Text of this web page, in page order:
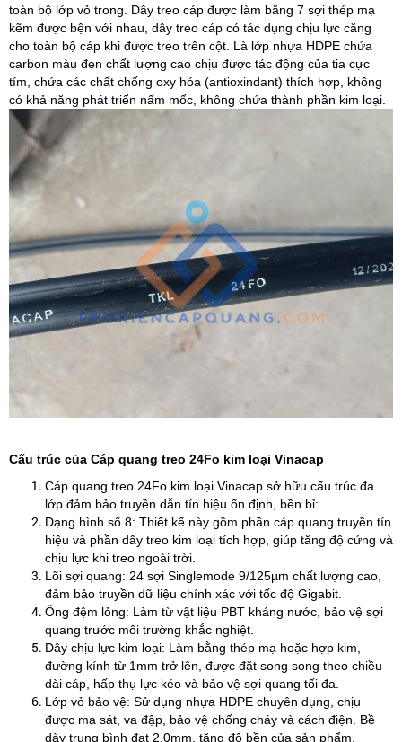
toàn bộ lớp vỏ trong. Dây treo cáp được làm bằng 7 sợi thép mạ
kẽm được bện với nhau, dây treo cáp có tác dụng chịu lực căng
cho toàn bộ cáp khi được treo trên cột. Là lớp nhựa HDPE chứa
carbon màu đen chất lượng cao chịu được tác động của tia cực
tím, chứa các chất chống oxy hóa (antioxindant) thích hợp, không
có khả năng phát triển nấm mốc, không chứa thành phần kim loại.
Cấu trúc của Cáp quang treo 24Fo kim loại Vinacap
Cáp quang treo 24Fo kim loại Vinacap sở hữu cấu trúc đa
lớp đảm bảo truyền dẫn tín hiệu ổn định, bền bỉ:
Dạng hình số 8: Thiết kế này gồm phần cáp quang truyền tín
hiệu và phần dây treo kim loại tích hợp, giúp tăng độ cứng và
chịu lực khi treo ngoài trời.
Lõi sợi quang: 24 sợi Singlemode 9/125µm chất lượng cao,
đảm bảo truyền dữ liệu chính xác với tốc độ Gigabit.
Ống đệm lỏng: Làm từ vật liệu PBT kháng nước, bảo vệ sợi
quang trước môi trường khắc nghiệt.
Dây chịu lực kim loại: Làm bằng thép mạ hoặc hợp kim,
đường kính từ 1mm trở lên, được đặt song song theo chiều
dài cáp, hấp thụ lực kéo và bảo vệ sợi quang tối đa.
Lớp vỏ bảo vệ: Sử dụng nhựa HDPE chuyên dụng, chịu
được ma sát, va đập, bảo vệ chống cháy và cách điện. Bề
dày trung bình đạt 2,0mm, tăng độ bền của sản phẩm.